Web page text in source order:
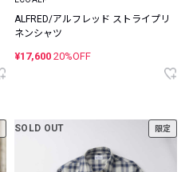
ALFRED/アルフレッド ストライプリ
ネンシャツ
¥17,600 20%OFF
SOLD OUT 限定